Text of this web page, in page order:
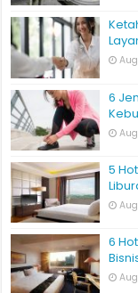
6
5
6